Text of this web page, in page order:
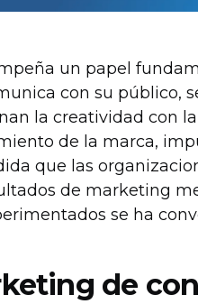
un papel
con su público,
la creatividad con
de la marca,
que las
de marketing
se ha
de